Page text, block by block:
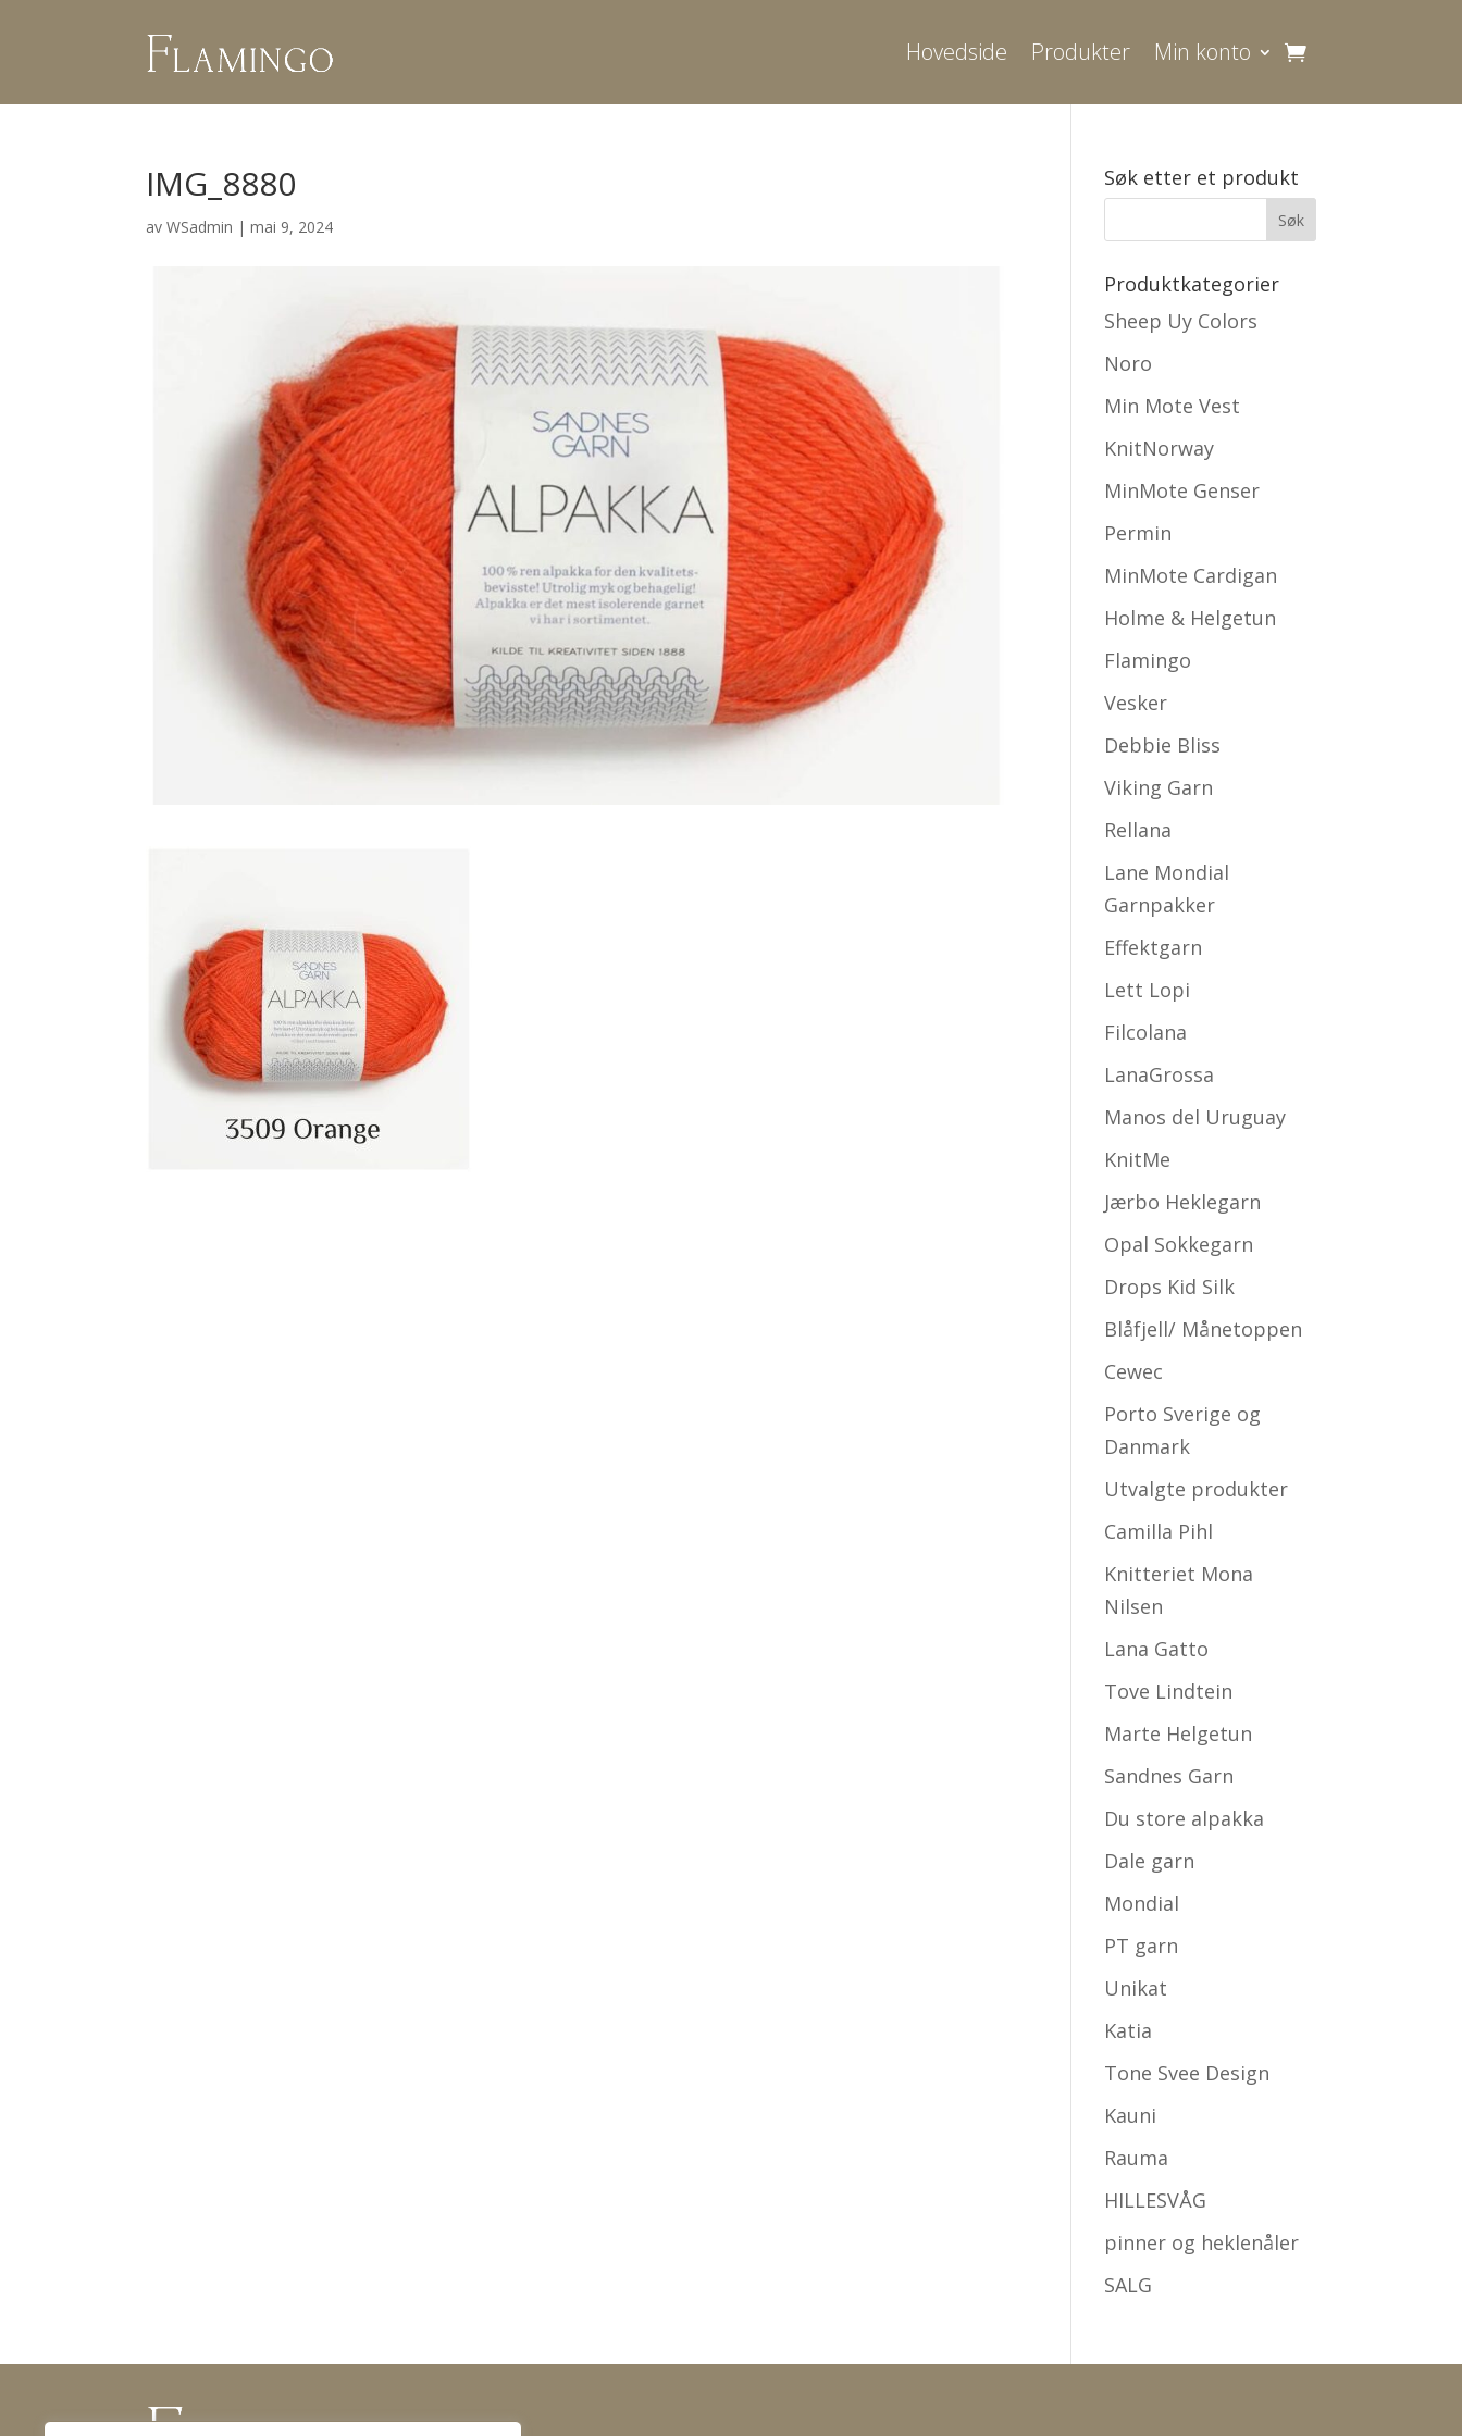
Hovedside Produkter Min konto
IMG_8880
avWSadmin |mai 9, 2024
Søk etter et produkt
Produktkategorier
Sheep Uy Colors
Noro
Min Mote Vest
KnitNorway
MinMote Genser
Permin
MinMote Cardigan
Holme & Helgetun
Flamingo
Vesker
Debbie Bliss
Viking Garn
Rellana
Lane Mondial
Garnpakker
Effektgarn
Lett Lopi
Filcolana
LanaGrossa
Manos del Uruguay
KnitMe
Jærbo Heklegarn
Opal Sokkegarn
Drops Kid Silk
Blåfjell/ Månetoppen
Cewec
Porto Sverige og
Danmark
Utvalgte produkter
Camilla Pihl
Knitteriet Mona
Nilsen
Lana Gatto
Tove Lindtein
Marte Helgetun
Sandnes Garn
Du store alpakka
Dale garn
Mondial
PT garn
Unikat
Katia
Tone Svee Design
Kauni
Rauma
HILLESVÅG
pinner og heklenåler
SALG